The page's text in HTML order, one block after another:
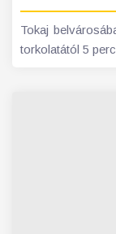
Tokaj
torkolatától 5